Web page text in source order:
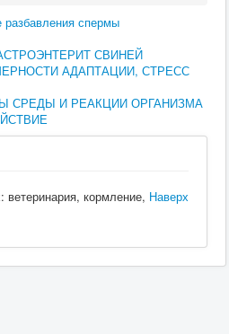
разбавления спермы
СВИНЕЙ
АДАПТАЦИИ, СТРЕСС
СРЕДЫ И РЕАКЦИИ ОРГАНИЗМА
Наверх
кормление,